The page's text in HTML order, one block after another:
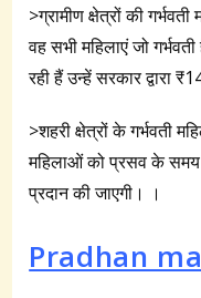
>ग्रामीण क्षेत्रों की
वह सभी महिलाएं जो
रही हैं उन्हें सरकार द्वारा
>शहरी क्षेत्रों के गर्भवती
महिलाओं को प्रसव के
प्रदान की जाएगी। ।
Pradhan